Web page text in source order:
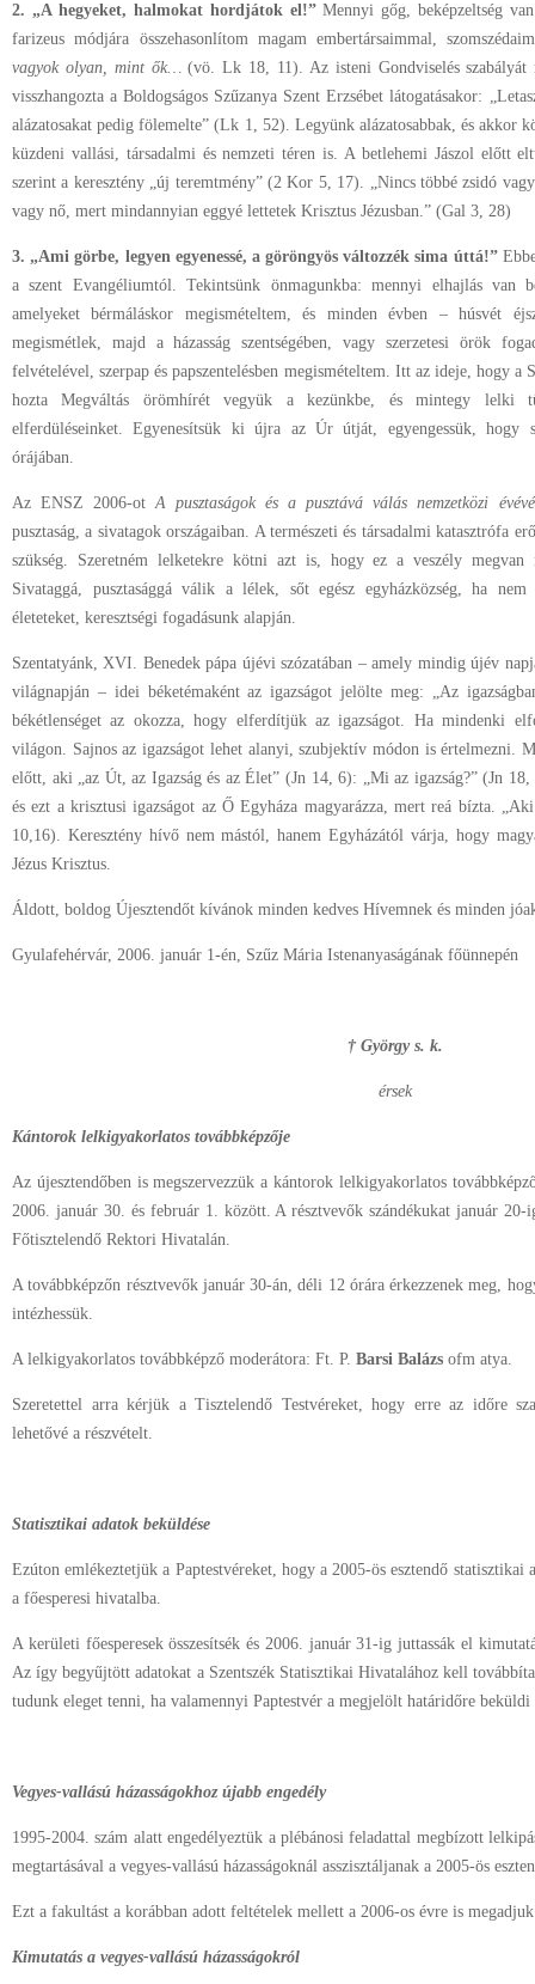
2. „A hegyeket, halmokat hordjátok el!”Mennyi gőg, beképzeltség
farizeus módjára összehasonlítom magam embertársaimmal,
vagyok olyan, mint ők…(vö. Lk 18, 11). Az isteni Gondviselés szabályát
visszhangozta a Boldogságos Szűzanya Szent Erzsébet látogatásakor:
alázatosakat pedig fölemelte” (Lk 1, 52). Legyünk alázatosabbak, és akkor
küzdeni vallási, társadalmi és nemzeti téren is. A betlehemi Jászol előtt
szerint a keresztény „új teremtmény” (2 Kor 5, 17). „Nincs többé zsidó
vagy nő, mert mindannyian eggyé lettetek Krisztus Jézusban.” (Gal 3, 28)
3. „Ami görbe, legyen egyenessé, a göröngyös változzék sima úttá!”
a szent Evangéliumtól. Tekintsünk önmagunkba: mennyi elhajlás van
amelyeket bérmáláskor megismételtem, és minden évben – húsvét
megismétlek, majd a házasság szentségében, vagy szerzetesi örök
felvételével, szerpap és papszentelésben megismételtem. Itt az ideje, hogy a
hozta Megváltás örömhírét vegyük a kezünkbe, és mintegy lelki
elferdüléseinket. Egyenesítsük ki újra az Úr útját, egyengessük, hogy
órájában.
Az ENSZ 2006-otA pusztaságok és a pusztává válás nemzetközi évévé
pusztaság, a sivatagok országaiban. A természeti és társadalmi katasztrófa
szükség. Szeretném lelketekre kötni azt is, hogy ez a veszély megvan
Sivataggá, pusztasággá válik a lélek, sőt egész egyházközség, ha
életeteket, keresztségi fogadásunk alapján.
Szentatyánk, XVI. Benedek pápa újévi szózatában – amely mindig újév
világnapján – idei béketémaként az igazságot jelölte meg: „Az
békétlenséget az okozza, hogy elferdítjük az igazságot. Ha mindenki
világon. Sajnos az igazságot lehet alanyi, szubjektív módon is értelmezni.
előtt, aki „az Út, az Igazság és az Élet” (Jn 14, 6): „Mi az igazság?” (Jn
és ezt a krisztusi igazságot az Ő Egyháza magyarázza, mert reá bízta.
10,16). Keresztény hívő nem mástól, hanem Egyházától várja, hogy
Jézus Krisztus.
Áldott, boldog Újesztendőt kívánok minden kedves Hívemnek és minden
Gyulafehérvár, 2006. január 1-én, Szűz Mária Istenanyaságának főünnepén
† György s. k.
érsek
Kántorok lelkigyakorlatos továbbképzője
Az újesztendőben is megszervezzük a kántorok lelkigyakorlatos
2006. január 30. és február 1. között. A résztvevők szándékukat január
Főtisztelendő Rektori Hivatalán.
A továbbképzőn résztvevők január 30-án, déli 12 órára érkezzenek meg,
intézhessük.
A lelkigyakorlatos továbbképző moderátora: Ft. P. Barsi Balázs ofm atya.
Szeretettel arra kérjük a Tisztelendő Testvéreket, hogy erre az időre
lehetővé a részvételt.
Statisztikai adatok beküldése
Ezúton emlékeztetjük a Paptestvéreket, hogy a 2005-ös esztendő
a főesperesi hivatalba.
A kerületi főesperesek összesítsék és 2006. január 31-ig juttassák el
Az így begyűjtött adatokat a Szentszék Statisztikai Hivatalához kell
tudunk eleget tenni, ha valamennyi Paptestvér a megjelölt határidőre beküldi
Vegyes-vallású házasságokhoz újabb engedély
1995-2004. szám alatt engedélyeztük a plébánosi feladattal megbízott
megtartásával a vegyes-vallású házasságoknál asszisztáljanak a 2005-ös
Ezt a fakultást a korábban adott feltételek mellett a 2006-os évre is
Kimutatás a vegyes-vallású házasságokról